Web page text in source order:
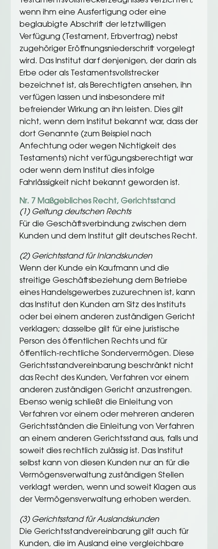
wenn ihm eine Ausfertigung oder eine
beglaubigte Abschrift der letztwilligen
Verfügung (Testament, Erbvertrag) nebst
zugehöriger Eröffnungsniederschrift vorgelegt
wird. Das Institut darf denjenigen, der darin als
Erbe oder als Testamentsvollstrecker
bezeichnet ist, als Berechtigten ansehen, ihn
verfügen lassen und insbesondere mit
befreiender Wirkung an ihn leisten. Dies gilt
nicht, wenn dem Institut bekannt war, dass der
dort Genannte (zum Beispiel nach
Anfechtung oder wegen Nichtigkeit des
Testaments) nicht verfügungsberechtigt war
oder wenn dem Institut dies infolge
Fahrlässigkeit nicht bekannt geworden ist.
Nr. 7 Maßgebliches Recht, Gerichtsstand
(1) Geltung deutschen Rechts
Für die Geschäftsverbindung zwischen dem
Kunden und dem Institut gilt deutsches Recht.
(2) Gerichtsstand für Inlandskunden
Wenn der Kunde ein Kaufmann und die
streitige Geschäftsbeziehung dem Betriebe
eines Handelsgewerbes zuzurechnen ist, kann
das Institut den Kunden am Sitz des Instituts
oder bei einem anderen zuständigen Gericht
verklagen; dasselbe gilt für eine juristische
Person des öffentlichen Rechts und für
öffentlich-rechtliche Sondervermögen. Diese
Gerichtsstandvereinbarung beschränkt nicht
das Recht des Kunden, Verfahren vor einem
anderen zuständigen Gericht anzustrengen.
Ebenso wenig schließt die Einleitung von
Verfahren vor einem oder mehreren anderen
Gerichtsständen die Einleitung von Verfahren
an einem anderen Gerichtsstand aus, falls und
soweit dies rechtlich zulässig ist. Das Institut
selbst kann von diesen Kunden nur an für die
Vermögensverwaltung zuständigen Stellen
verklagt werden, wenn und soweit Klagen aus
der Vermögensverwaltung erhoben werden.
(3) Gerichtsstand für Auslandskunden
Die Gerichtsstandvereinbarung gilt auch für
Kunden, die im Ausland eine vergleichbare